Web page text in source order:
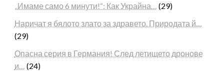
„Имаме само 6 минути!“: Как Украйна… (29)
Наричат я бялото злато за здравето. Природата й…
(29)
Опасна серия в Германия! След летището дронове
и… (24)